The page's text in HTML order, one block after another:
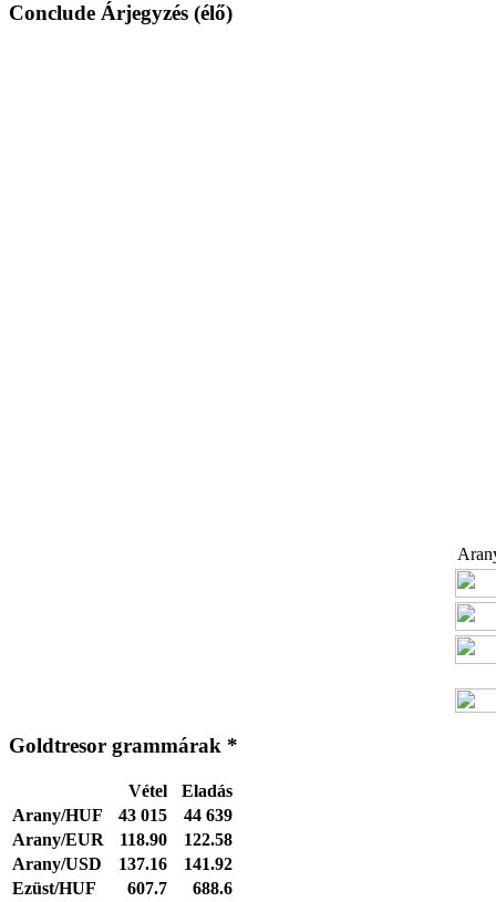
Conclude Árjegyzés (élő)
Goldtresor grammárak *
Vétel
Eladás
Arany/HUF
43 015
44 639
Arany/EUR
118.90
122.58
Arany/USD
137.16
141.92
Ezüst/HUF
607.7
688.6